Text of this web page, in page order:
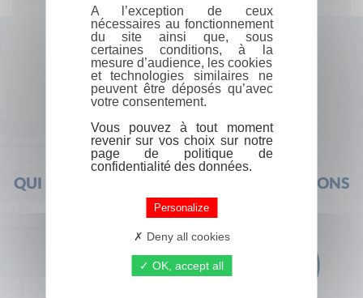
QUI SOMMES-NOUS ? FOIRE AUX QUESTIONS
A l’exception de ceux
nécessaires au fonctionnement
du site ainsi que, sous
certaines conditions, à la
mesure d’audience, les cookies
et technologies similaires ne
peuvent être déposés qu’avec
votre consentement.
Vous pouvez à tout moment
revenir sur vos choix sur notre
page de politique de
confidentialité des données.
Personalize
Deny all cookies
OK, accept all